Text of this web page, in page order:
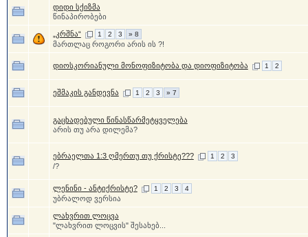
დიდი სქიზმა
წინაპირობები
„კრშნა“ 1 2 3 » 8
მართლაც როგორი არის ის ?!
დიოსკორიანული მონოფიზიტობა და დიოფიზიტობა 1 2
ეშმაკის განდევნა 1 2 3 » 7
გაცხადებული წინასწარმეტყველება
არის თუ არა დილემა?
ებრაელთა 1:3 ღმერთუ თუ ქრისტე??? 1 2 3
/?
ლენინი - ანტიქრისტე? 1 2 3 4
უბრალოდ ვერსია
ლახვრით ლოცვა
"ლახვრით ლოცვის" შესახებ...